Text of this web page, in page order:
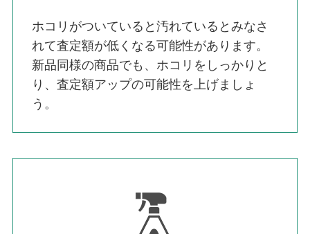
ホコリがついていると汚れているとみなさ
れて査定額が低くなる可能性があります。
新品同様の商品でも、ホコリをしっかりと
り、査定額アップの可能性を上げましょ
う。